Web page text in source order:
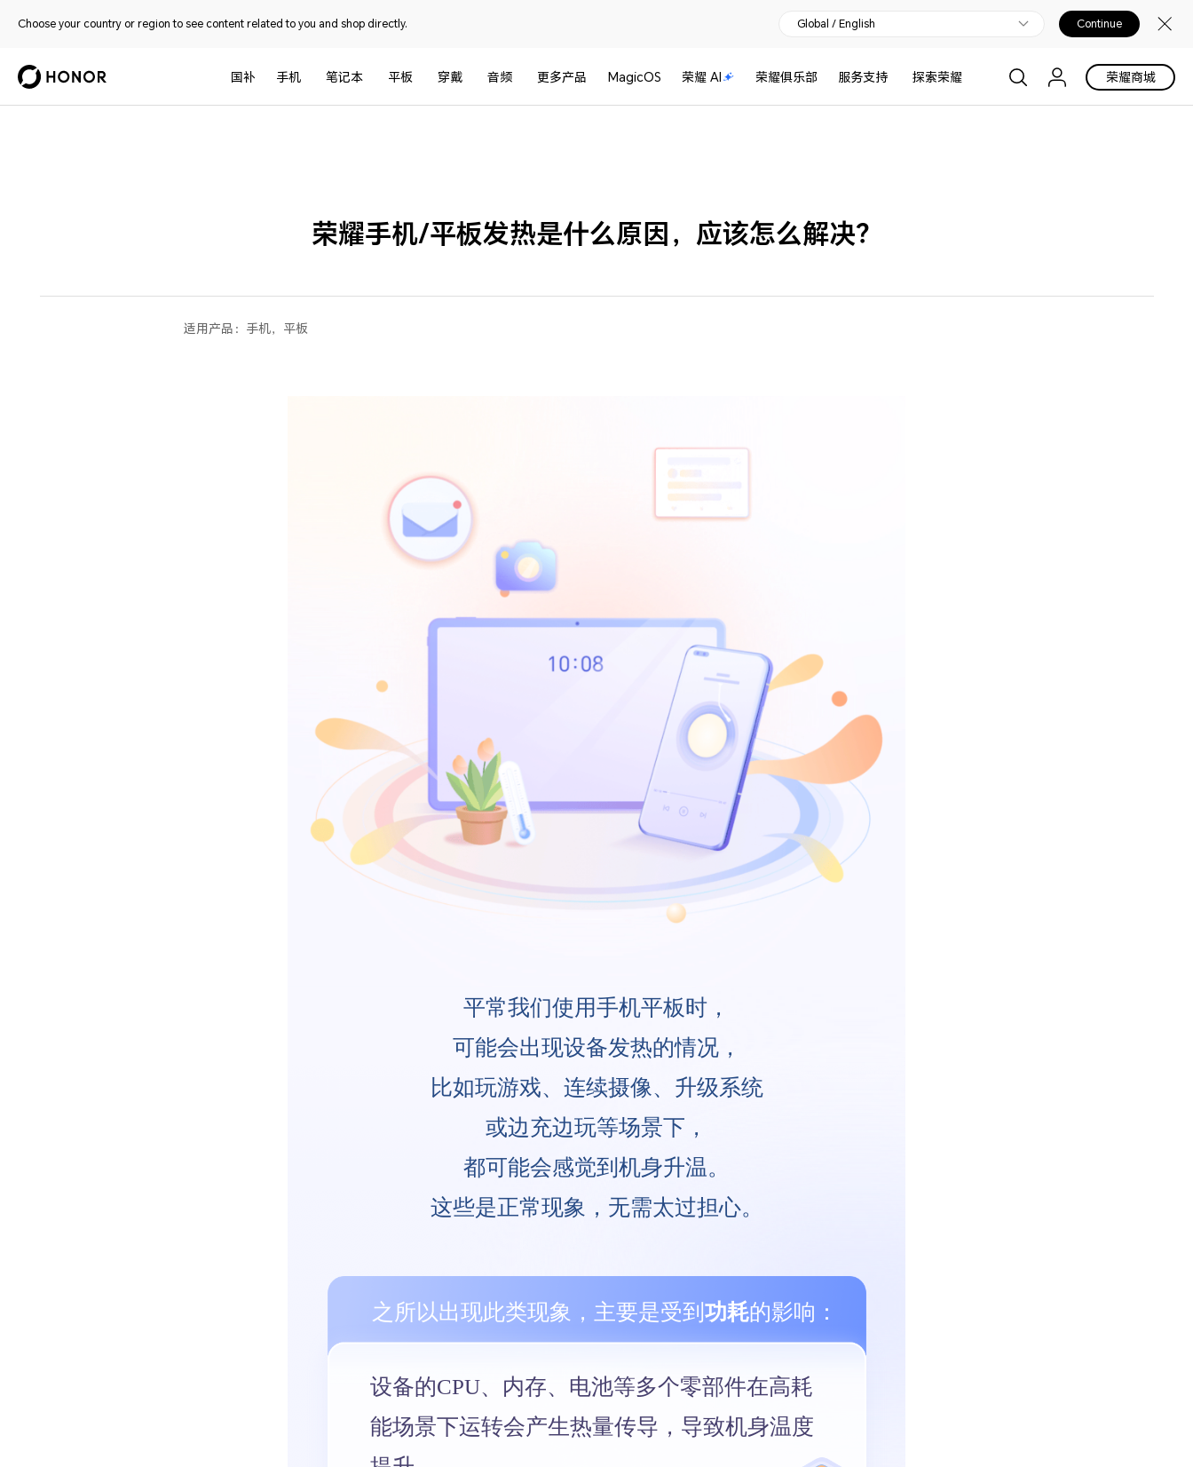
Choose your country or region to see content related to you and shop directly. Global / English Continue
国补 手机 笔记本 平板 穿戴 音频 更多产品 MagicOS 荣耀 AI 荣耀俱乐部 服务支持 探索荣耀 荣耀商城
荣耀手机/平板发热是什么原因，应该怎么解决？
适用产品： 手机，平板